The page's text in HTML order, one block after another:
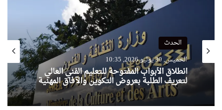
الحدث
الخميس, 30 يوليو 2026, 10:35
انطلاق الأبواب المفتوحة للتعليم الفني العالي
لتعريف الطلبة بعروض التكوين والآفاق المهنية